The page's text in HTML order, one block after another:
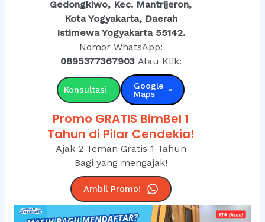
Gedongkiwo, Kec. Mantrijeron,
Kota Yogyakarta, Daerah
Istimewa Yogyakarta 55142.
Nomor WhatsApp:
0895377367903 Atau Klik:
Konsultasi
Google
Maps
Promo GRATIS BimBel 1
Tahun di Pilar Cendekia!
Ajak 2 Teman Gratis 1 Tahun
Bagi yang mengajak!
Ambil Promo!